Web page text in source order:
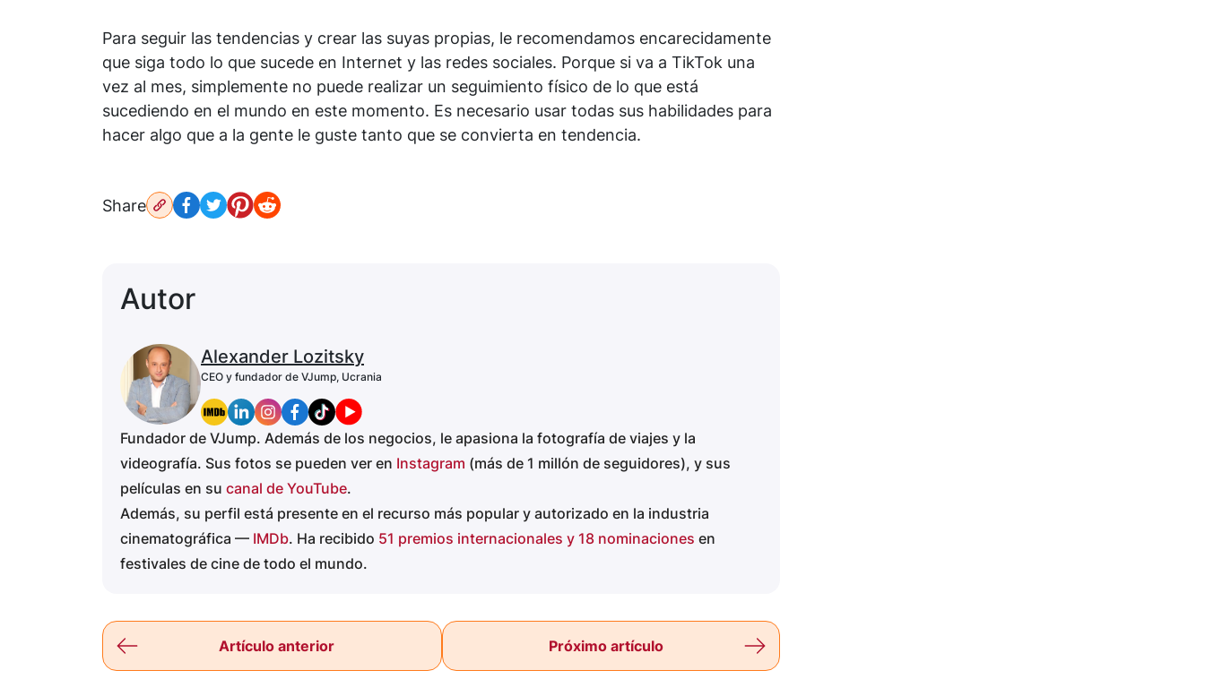
Para seguir las tendencias y crear las suyas propias, le recomendamos encarecidamente
que siga todo lo que sucede en Internet y las redes sociales. Porque si va a TikTok una
vez al mes, simplemente no puede realizar un seguimiento físico de lo que está
sucediendo en el mundo en este momento. Es necesario usar todas sus habilidades para
hacer algo que a la gente le guste tanto que se convierta en tendencia.
Share
Autor
Alexander Lozitsky
CEO y fundador de VJump, Ucrania
Fundador de VJump. Además de los negocios, le apasiona la fotografía de viajes y la
videografía. Sus fotos se pueden ver en Instagram (más de 1 millón de seguidores), y sus
películas en su canal de YouTube.
Además, su perfil está presente en el recurso más popular y autorizado en la industria
cinematográfica — IMDb. Ha recibido 51 premios internacionales y 18 nominaciones en
festivales de cine de todo el mundo.
Artículo anterior Próximo artículo